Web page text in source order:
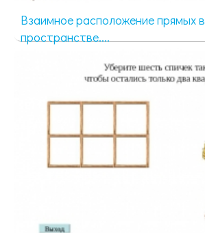
Взаимное расположение прямых в
пространстве....